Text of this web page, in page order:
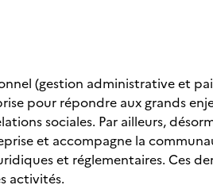
(gestion administrative et
pour répondre aux grands
sociales. Par ailleurs,
et accompagne la
et réglementaires. Ces
activités.